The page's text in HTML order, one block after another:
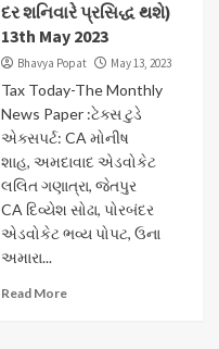
દર શનિવારે પ્રસિદ્ધ થશે)
13th May 2023
Bhavya Popat May 13, 2023
Tax Today-The Monthly
News Paper :ટેક્સ ટુડે
એક્સપર્ટ: CA મોનીષ
શાહ, અમદાવાદ એડવોકેટ
લલિત ગણાત્રા, જેતપુર
CA દિવ્યેશ સોઢા, પોરબંદર
એડવોકેટ ભવ્ય પોપટ, ઉના
અમારા...
Read More